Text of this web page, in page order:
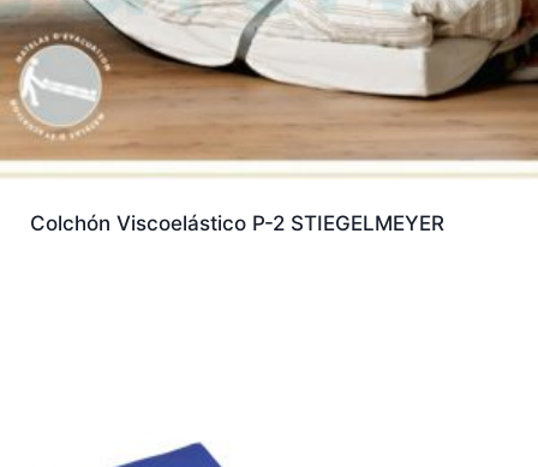
Colchón Viscoelástico P-2 STIEGELMEYER